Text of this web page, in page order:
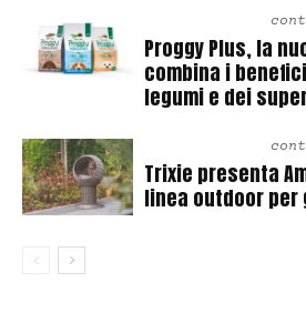
Proggy Plus, la
combina i
legumi e dei
Trixie presenta
linea outdoor